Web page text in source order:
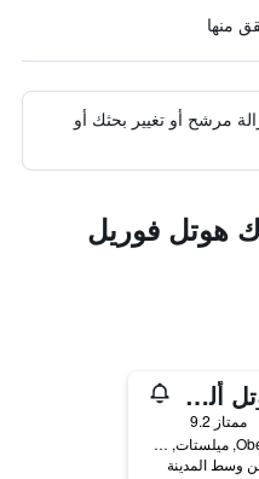
مرشح أو تغيير بحثك أو
هوتل فوريل
ناتشرهوتل ألبينروز
ممتاز 9.2
Obermillstatt 84, ميلستات, كارينثيا, النمسا